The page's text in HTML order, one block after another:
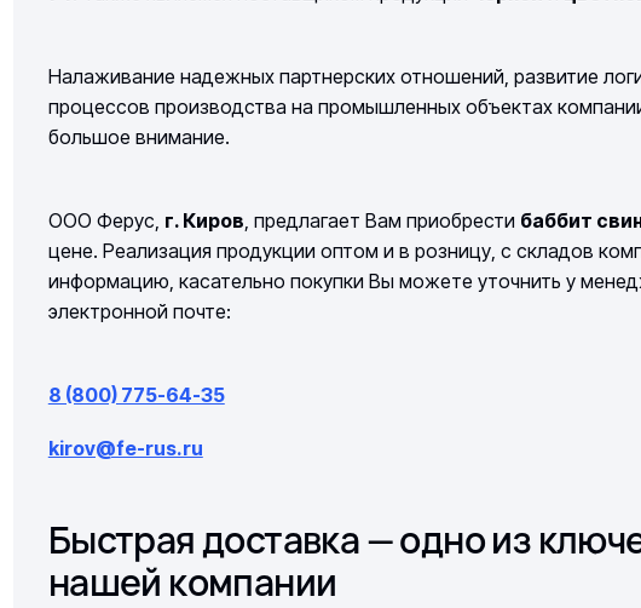
Налаживание надежных партнерских отношений, развитие
процессов производства на промышленных объектах
большое внимание.
ООО Ферус, г. Киров , предлагает Вам приобрести баббит
цене. Реализация продукции оптом и в розницу, с складов
информацию, касательно покупки Вы можете уточнить у
электронной почте:
8 (800) 775-64-35
kirov@fe-rus.ru
Быстрая доставка — одно из
нашей компании